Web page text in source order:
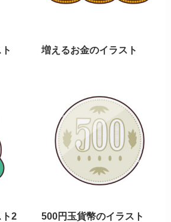
増えるお金のイラスト
2 500円玉貨幣のイラスト